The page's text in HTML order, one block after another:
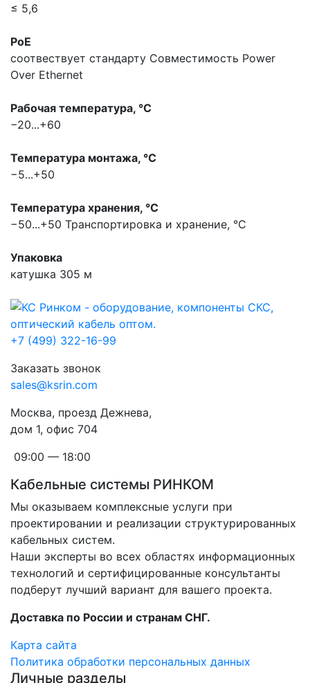
≤ 5,6
PoE
соотвествует стандарту Совместимость Power
Over Ethernet
Рабочая температура, °С
−20...+60
Температура монтажа, °С
−5...+50
Температура хранения, °С
−50...+50 Транспортировка и хранение, °С
Упаковка
катушка 305 м
+7 (499) 322-16-99
Заказать звонок
sales@ksrin.com
Москва, проезд Дежнева,
дом 1, офис 704
09:00 — 18:00
Кабельные системы РИНКОМ
Мы оказываем комплексные услуги при
проектировании и реализации структурированных
кабельных систем.
Наши эксперты во всех областях информационных
технологий и сертифицированные консультанты
подберут лучший вариант для вашего проекта.
Доставка по России и странам СНГ.
Карта сайта
Политика обработки персональных данных
Личные разделы